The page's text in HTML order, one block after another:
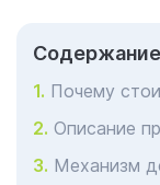
Почему
Описание
Механизм